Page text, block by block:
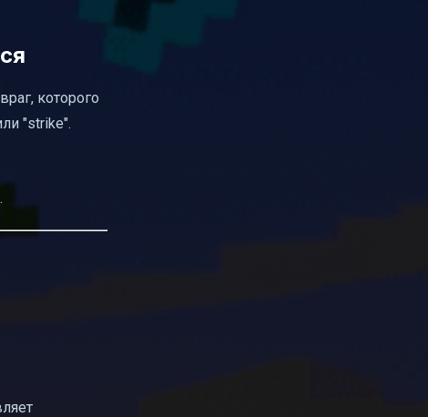
которого
"strike".